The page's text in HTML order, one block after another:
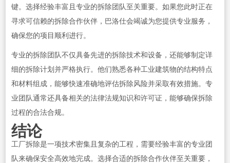
键。选择经验丰富且专业的拆除团队至关重要。如果您此时正在
寻求可信赖的拆除合作伙伴，巴洛仕会竭诚为您提供专业服务，
确保您的项目顺利进行。
专业的拆除团队不仅具备先进的拆除技术和设备，还能够制定详
细的拆除计划并严格执行。他们熟悉各种工业建筑物的结构特点
和材料组成，能够快速准确地评估拆除风险并采取有效措施。专
业团队通常还具备相关的法律法规知识和许可证，能够确保拆除
过程的合法合规。
结论
工厂拆除是一项技术密集且复杂的工程，需要经验丰富的专业团
队来确保安全高效地完成。选择合适的拆除合作伙伴至关重要，